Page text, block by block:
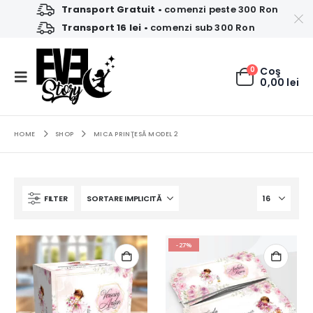
Transport Gratuit • comenzi peste 300 Ron
Transport 16 lei • comenzi sub 300 Ron
0 Coş
0,00 lei
HOME SHOP MICA PRINŢESĂ MODEL 2
FILTER
-27%